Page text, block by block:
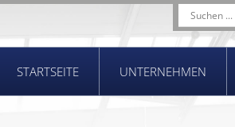
STARTSEITE UNTERNEHMEN